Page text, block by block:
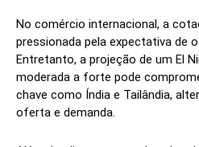
No comércio internacional, a
pressionada pela expectativa de
Entretanto, a projeção de um El
moderada a forte pode
chave como Índia e Tailândia,
oferta e demanda.